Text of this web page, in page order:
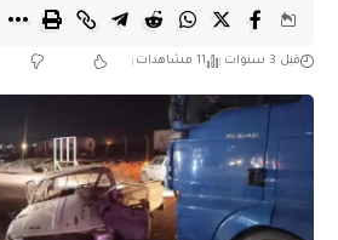
قبل 3 سنوات 11 مشاهدات